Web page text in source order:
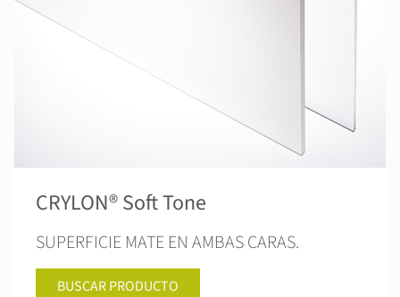
CRYLON® Soft Tone
SUPERFICIE MATE EN AMBAS CARAS.
BUSCAR PRODUCTO